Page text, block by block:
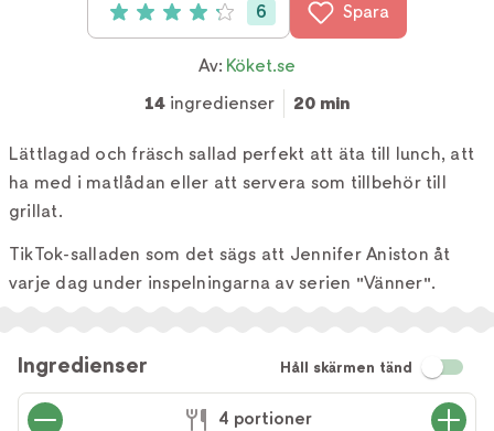
Betyg: 4.2 av 5 (6 röster)
6 Spara
Av: Köket.se
14 ingredienser 20 min
Lättlagad och fräsch sallad perfekt att äta till lunch, att
ha med i matlådan eller att servera som tillbehör till
grillat.
TikTok-salladen som det sägs att Jennifer Aniston åt
varje dag under inspelningarna av serien "Vänner".
Ingredienser Håll skärmen tänd
4 portioner